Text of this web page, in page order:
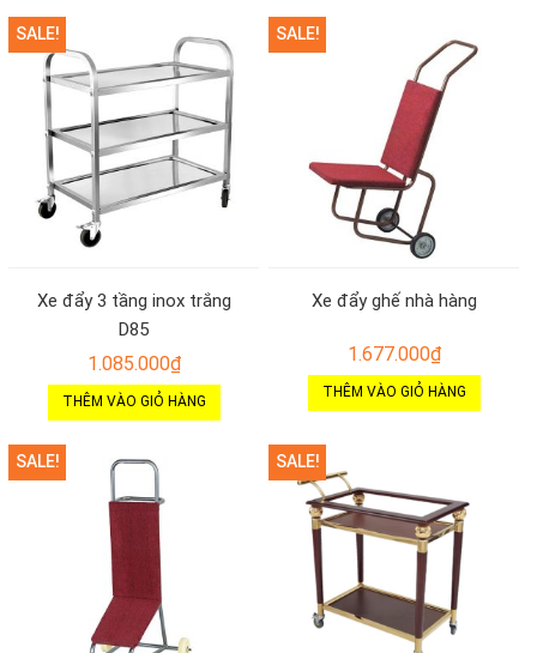
SALE!
Xe đẩy 3 tầng inox trắng
D85
1.085.000₫
THÊM VÀO GIỎ HÀNG
SALE!
Xe đẩy ghế nhà hàng
1.677.000₫
THÊM VÀO GIỎ HÀNG
SALE! SALE!